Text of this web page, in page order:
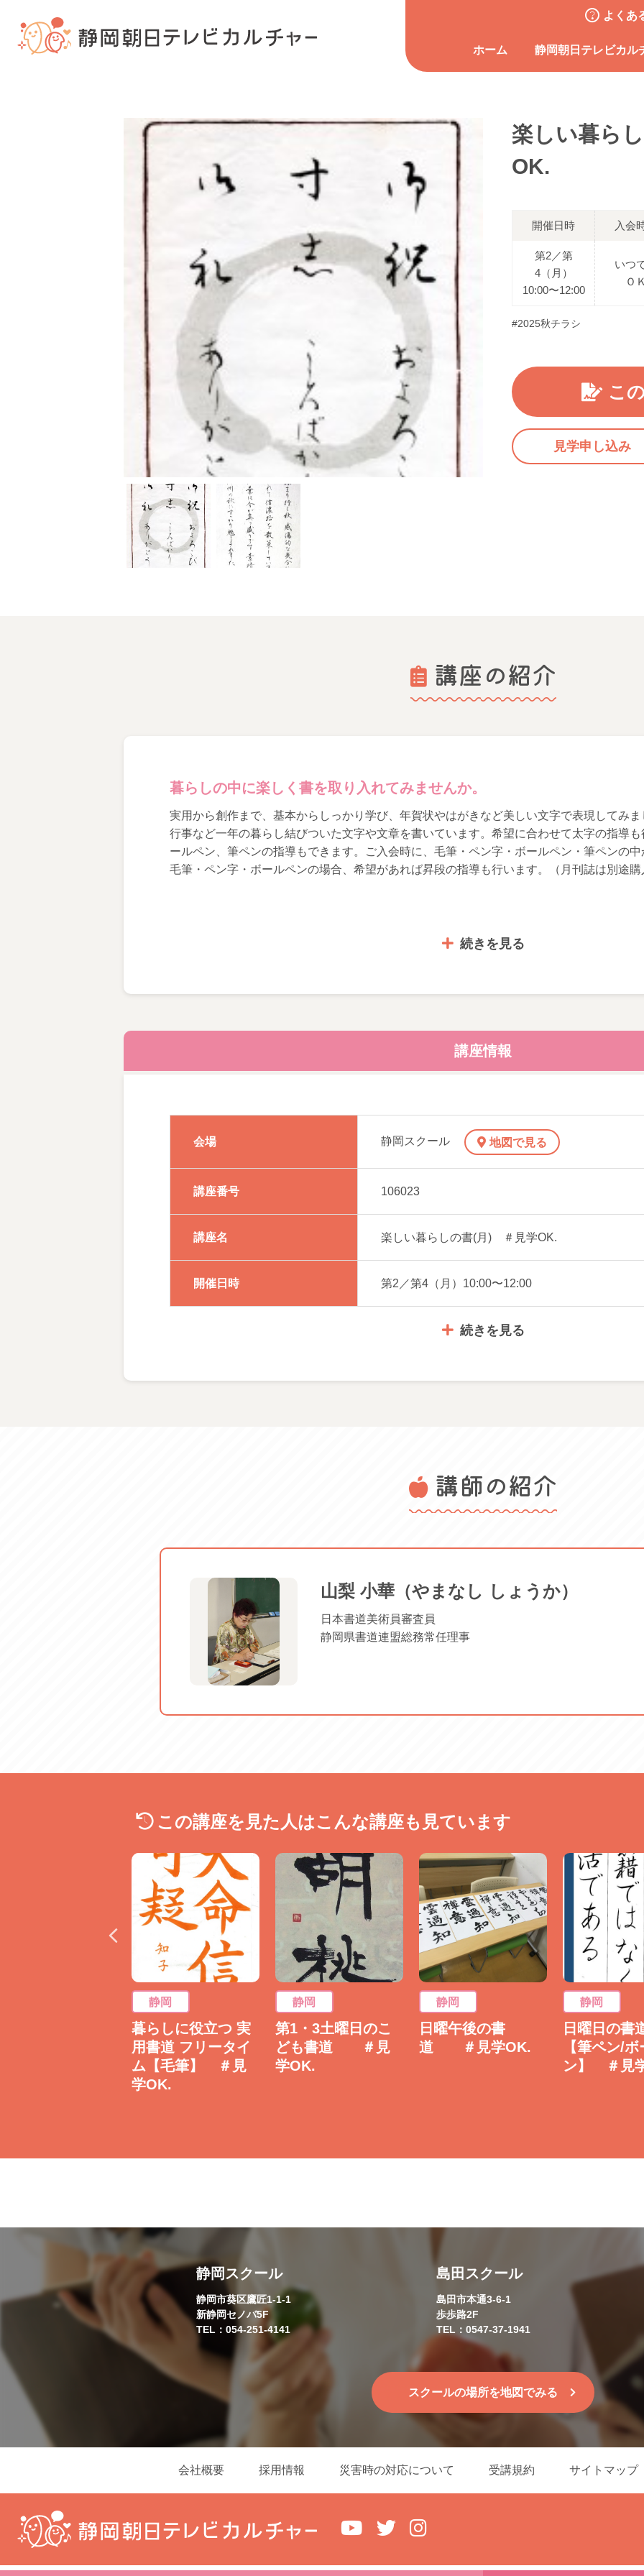
よくあ
ホーム 静岡朝日テレビカル
楽しい暮ら
OK.
開催日時 入会
第2／第
4（月）
10:00〜12:00
いつ
Ｏ
#2025秋チラシ
こ
見学申し込み
講座の紹介
暮らしの中に楽しく書を取り入れてみませんか。
実用から創作まで、基本からしっかり学び、年賀状やはがきなど美しい文字で表現してみ
行事など一年の暮らし結びついた文字や文章を書いています。希望に合わせて太字の指導
ールペン、筆ペンの指導もできます。ご入会時に、毛筆・ペン字・ボールペン・筆ペンの
毛筆・ペン字・ボールペンの場合、希望があれば昇段の指導も行います。（月刊誌は別途購
●月刊誌「書三昧（しょざんまい）」は実費購入
●山梨先生の別コース（月⇔木）への振替が可能です。（事前に事務局までお申し出が必要
106023
続きを見る
講座情報
会場 静岡スクール 地図で見る
講座番号 106023
講座名 楽しい暮らしの書(月) ＃見学OK.
開催日時 第2／第4（月）10:00〜12:00
続きを見る
講師の紹介
山梨 小華（やまなし しょうか）
日本書道美術員審査員
静岡県書道連盟総務常任理事
この講座を見た人はこんな講座も見ています
静岡
暮らしに役立つ 実
用書道 フリータイ
ム【毛筆】 ＃見
学OK.
静岡
第1・3土曜日のこ
ども書道 ＃見
学OK.
静岡
日曜午後の書
道 ＃見学OK.
静岡
日曜日の書
【筆ペン/
ン】 ＃見
静岡スクール
静岡市葵区鷹匠1-1-1
新静岡セノバ5F
TEL：054-251-4141
島田スクール
島田市本通3-6-1
歩歩路2F
TEL：0547-37-1941
スクールの場所を地図でみる
会社概要 採用情報 災害時の対応について 受講規約 サイトマップ